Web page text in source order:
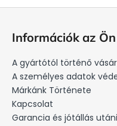
Információk az
A gyártótól történő
A személyes adatok
Márkánk Története
Kapcsolat
Garancia és jótállás